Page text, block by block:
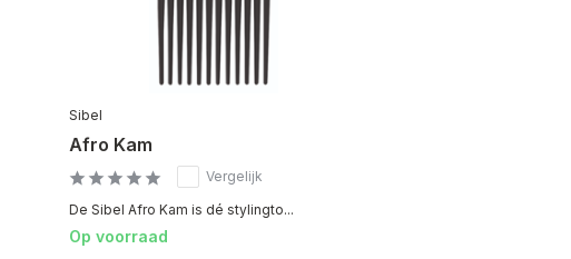
Sibel
Afro Kam
Vergelijk
De Sibel Afro Kam is dé stylingto...
Op voorraad